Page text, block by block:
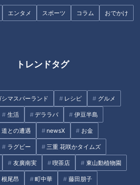
エンタメ スポーツ コラム おでかけ
トレンドタグ
シマスパーランド レシピ グルメ
生活 デララバ 伊豆半島
道との遭遇 newsX お金
ラグビー 三重 花咲かタイムズ
友廣南実 喫茶店 東山動植物園
根尾昂 町中華 藤田朋子
げる！
まり
若狭ア
拓也投
る？婚活のプロに聞く、距離が
縮まるメッセージのコツ
スジナシ 峰岸徹 笑福亭鶴瓶